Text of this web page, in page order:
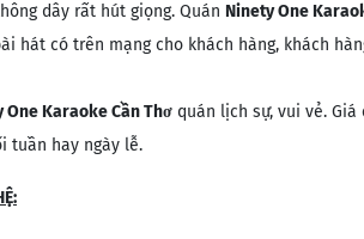
dây rất hút giọng. Quán Ninety One
hát có trên mạng cho khách hàng, khách
One Karaoke Cần Thơ quán lịch sự, vui vẻ.
tuần hay ngày lễ.